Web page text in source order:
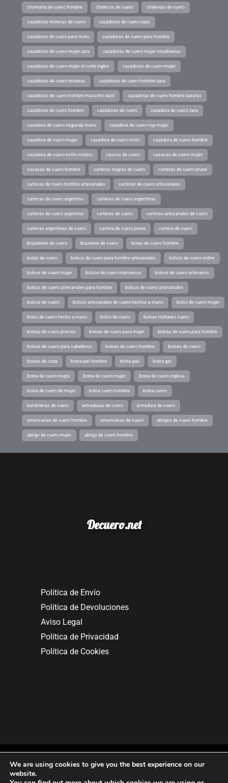
chamarra de cuero hombre chalecos de cuero chaketas de cuero
cazadoras moteras de cuero cazadoras de cuero rojas
cazadoras de cuero para moto cazadoras de cuero para hombre
cazadoras de cuero mujer zara cazadoras de cuero mujer stradivarius
cazadoras de cuero mujer el corte ingles cazadoras de cuero mujer
cazadoras de cuero moteras cazadoras de cuero hombre zara
cazadoras de cuero hombre massimo dutti cazadoras de cuero hombre baratas
cazadoras de cuero hombre cazadoras de cuero cazadora de cuero zara
cazadora de cuero segunda mano cazadora de cuero roja mujer
cazadora de cuero mujer cazadora de cuero moto cazadora de cuero hombre
cazadora de cuero estilo motero cascos de cuero casacas de cuero mujer
casacas de cuero hombre carteras negras de cuero carteras de cuero prune
carteras de cuero hombre artesanales carteras de cuero artesanales
carteras de cuero argentino carteras de cuero argentinas
carteras de cuero argentina carteras de cuero carteras artesanales de cuero
carteras argentinas de cuero cartera de cuero prune cartera de cuero
brazaletes de cuero brazalete de cuero botas de cuero hombre
botas de cuero bolsos de cuero para hombre artesanales bolsos de cuero online
bolsos de cuero mujer bolsos de cuero marruecos bolsos de cuero artesanos
bolsos de cuero artesanales para hombre bolsos de cuero artesanales
bolsos de cuero bolsos artesanales de cuero hechos a mano bolso de cuero mujer
bolso de cuero hecho a mano bolso de cuero boinas militares cuero
boinas de cuero precios boinas de cuero para mujer boinas de cuero para hombre
boinas de cuero para caballeros boinas de cuero hombre boinas de cuero
boinas de caza boina piel hombre boina piel boina gar
boina de cuero negra boina de cuero mujer boina de cuero inglesa
boina de cuero de mujer boina cuero hombre boina cuero
bandoleras de cuero armaduras de cuero armadura de cuero
americanas de cuero hombre americanas de cuero abrigos de cuero hombre
abrigo de cuero mujer abrigo de cuero hombre
Decuero.net
Política de Envío
Política de Devoluciones
Aviso Legal
Política de Privacidad
Política de Cookies
We are using cookies to give you the best experience on our
website.